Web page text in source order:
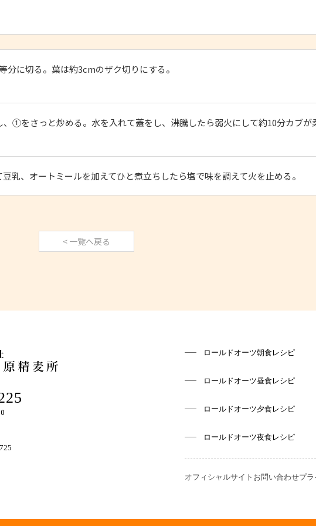
分に切る。葉は約3cmのザク切りにする。
①をさっと炒める。水を入れて蓋をし、沸騰したら弱火にして約10分カブが
乳、オートミールを加えてひと煮立ちしたら塩で味を調えて火を止める。
< 一覧へ戻る
ロールドオーツ朝食レシピ
ロールドオーツ昼食レシピ
ロールドオーツ夕食レシピ
ロールドオーツ夜食レシピ
オフィシャルサイト お問い合わせプ